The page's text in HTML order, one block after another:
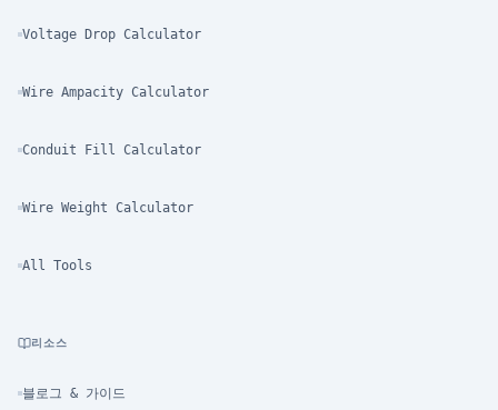
Voltage Drop Calculator
Wire Ampacity Calculator
Conduit Fill Calculator
Wire Weight Calculator
All Tools
리소스
블로그 & 가이드